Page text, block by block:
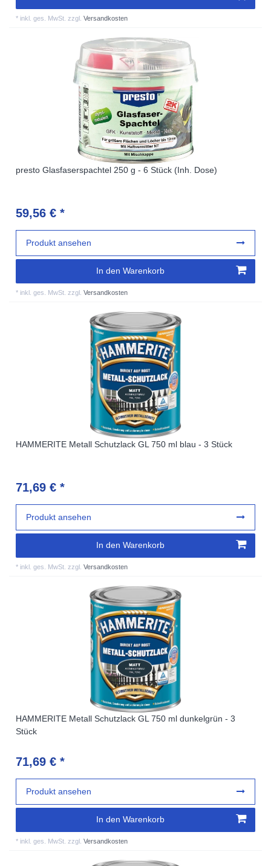
* inkl. ges. MwSt. zzgl.Versandkosten
presto Glasfaserspachtel 250 g - 6 Stück (Inh. Dose)
59,56 € *
In den Warenkorb
* inkl. ges. MwSt. zzgl.Versandkosten
Produkt ansehen
HAMMERITE Metall Schutzlack GL 750 ml blau - 3 Stück
71,69 € *
In den Warenkorb
* inkl. ges. MwSt. zzgl.Versandkosten
Produkt ansehen
HAMMERITE Metall Schutzlack GL 750 ml dunkelgrün - 3
Stück
71,69 € *
In den Warenkorb
* inkl. ges. MwSt. zzgl.Versandkosten
Produkt ansehen